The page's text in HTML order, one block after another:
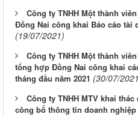
Công ty TNHH Một thành
Đồng Nai công khai Báo cáo tài
(19/07/2021)
Công ty TNHH Một thành
tổng hợp Đồng Nai công khai
tháng đầu năm 2021 (30/07/
Công ty TNHH MTV khai
công bố thông tin doanh